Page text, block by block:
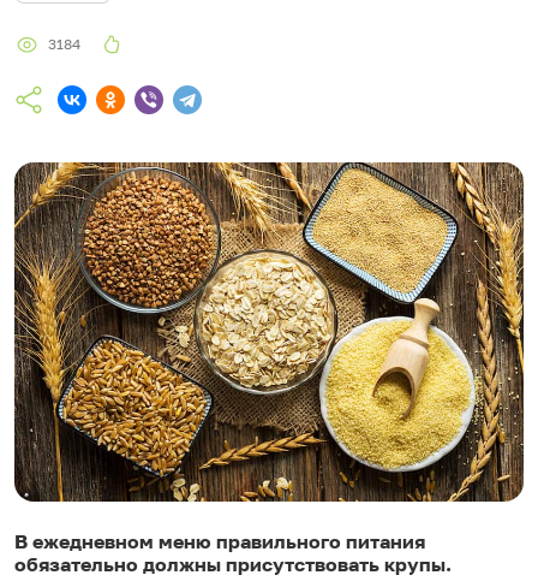
3184
В ежедневном меню правильного питания
обязательно должны присутствовать крупы.